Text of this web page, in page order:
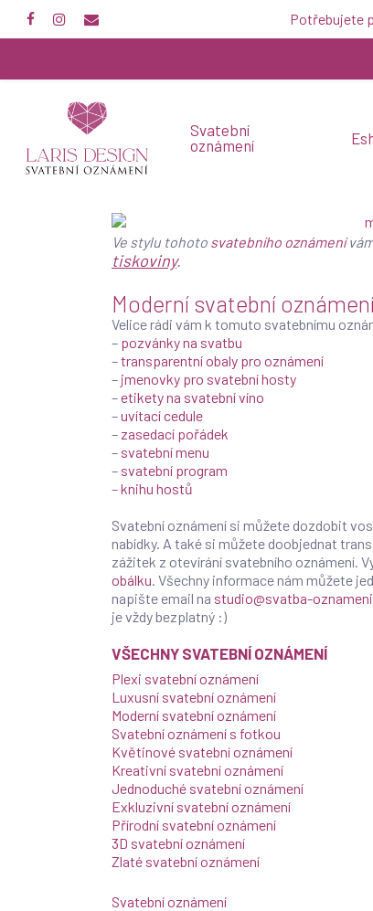
main
Potřebujete
Svatební
oznámení
Ve stylu tohoto svatebního oznámení
tiskoviny.
Moderní svatební
Velice rádi vám k tomuto svatebnímu
– pozvánky na svatbu
–transparentní obaly pro oznámení
– jmenovky pro svatební hosty
–etikety na svatební víno
–uvítací cedule
– zasedací pořádek
– svatební menu
– svatební program
–knihu hostů
Svatební oznámení si můžete dozdobit
nabídky. A také si můžete doobjednat
zážitek z otevírání svatebního oznámení.
obálku. Všechny informace nám můžete
napište email na studio@svatba-
je vždy bezplatný :)
VŠECHNY SVATEBNÍ OZNÁMENÍ
Plexi svatební oznámení
Luxusní svatební oznámení
Moderní svatební oznámení
Svatební oznámení s fotkou
Květinové svatební oznámení
Kreativní svatební oznámení
Jednoduché svatební oznámení
Exkluzivní svatební oznámení
Přírodní svatební oznámení
3D svatební oznámení
Zlaté svatební oznámení
Svatební oznámení